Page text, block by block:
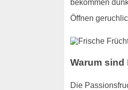
bekommen
Öffnen
Warum
Die